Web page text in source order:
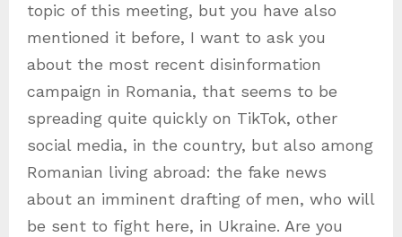
topic of this meeting, but you have also
mentioned it before, I want to ask you
about the most recent disinformation
campaign in Romania, that seems to be
spreading quite quickly on TikTok, other
social media, in the country, but also among
Romanian living abroad: the fake news
about an imminent drafting of men, who will
be sent to fight here, in Ukraine. Are you